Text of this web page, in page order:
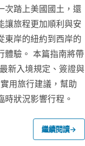
次踏上美國國土，還
讓旅程更加順利與安
東岸的紐約到西岸的
體驗。 本篇指南將帶
新入境規定、簽證與
用旅行建議，幫助
狀況影響行程。
繼續閱讀→